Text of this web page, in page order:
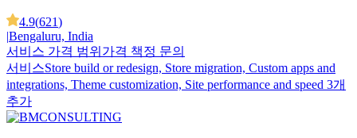
4.9(621)
|Bengaluru, India
서비스 가격 범위 가격 책정 문의
서비스Store build or redesign, Store migration, Custom apps and
integrations, Theme customization, Site performance and speed 3개
추가